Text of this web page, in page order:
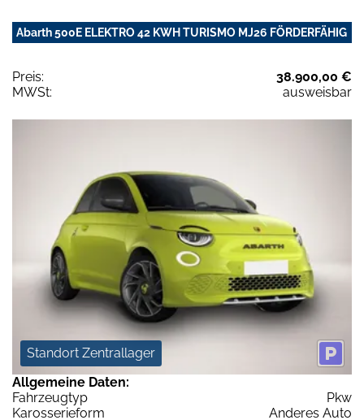
Abarth 500E ELEKTRO 42 KWH TURISMO MJ26 FÖRDERFÄHIG
Preis:
38.900,00 €
MWSt:
ausweisbar
Standort Zentrallager
Allgemeine Daten:
Fahrzeugtyp
Pkw
Karosserieform
Anderes Auto